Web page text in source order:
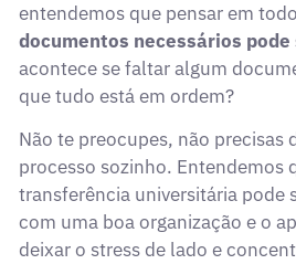
entendemos que pensar em
documentos necessários
acontece se faltar algum
que tudo está em ordem?
Não te preocupes, não precisas
processo sozinho. Entendemos
transferência universitária pode
com uma boa organização e o
deixar o stress de lado e